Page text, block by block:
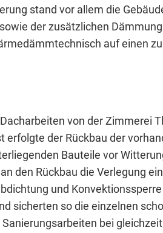
stand vor allem die
der zusätzlichen
auf einen
von der Zimmerei
erfolgte der Rückbau der
Bauteile vor
den Rückbau die Verlegung
und
sicherten so die einzelnen
bei
werden verwendet, um